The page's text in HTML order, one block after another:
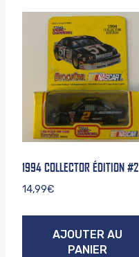
1994 COLLECTOR ÉDITION #2
14,99€
AJOUTER AU
PANIER